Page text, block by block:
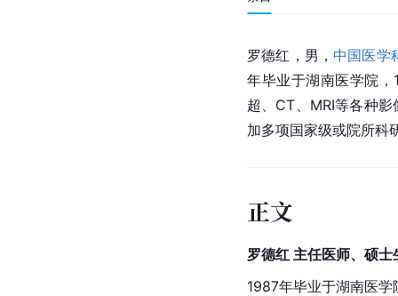
罗德红，男，中国医学
年毕业于湖南医学院
超、CT、MRI等各种
加多项国家级或院所科
正文
罗德红 主任医师、硕
1987年毕业于湖南医